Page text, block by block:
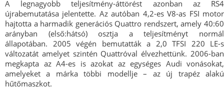
A legnagyobb teljesítmény-áttörést azonban az RS4
újrabemutatása jelentette. Az autóban 4,2-es V8-as FSI motor
hajtotta a harmadik generációs Quattro rendszert, amely 40:60
arányban (első:hátsó) osztja a teljesítményt normál
állapotában. 2005 végén bemutatták a 2,0 TFSI 220 LE-s
változatát amelyet szintén Quattróval élvezhettünk. 2006-ban
megkapta az A4-es is azokat az egységes Audi vonásokat,
amelyeket a márka többi modellje – az új trapéz alakú
hűtőmaszkot.